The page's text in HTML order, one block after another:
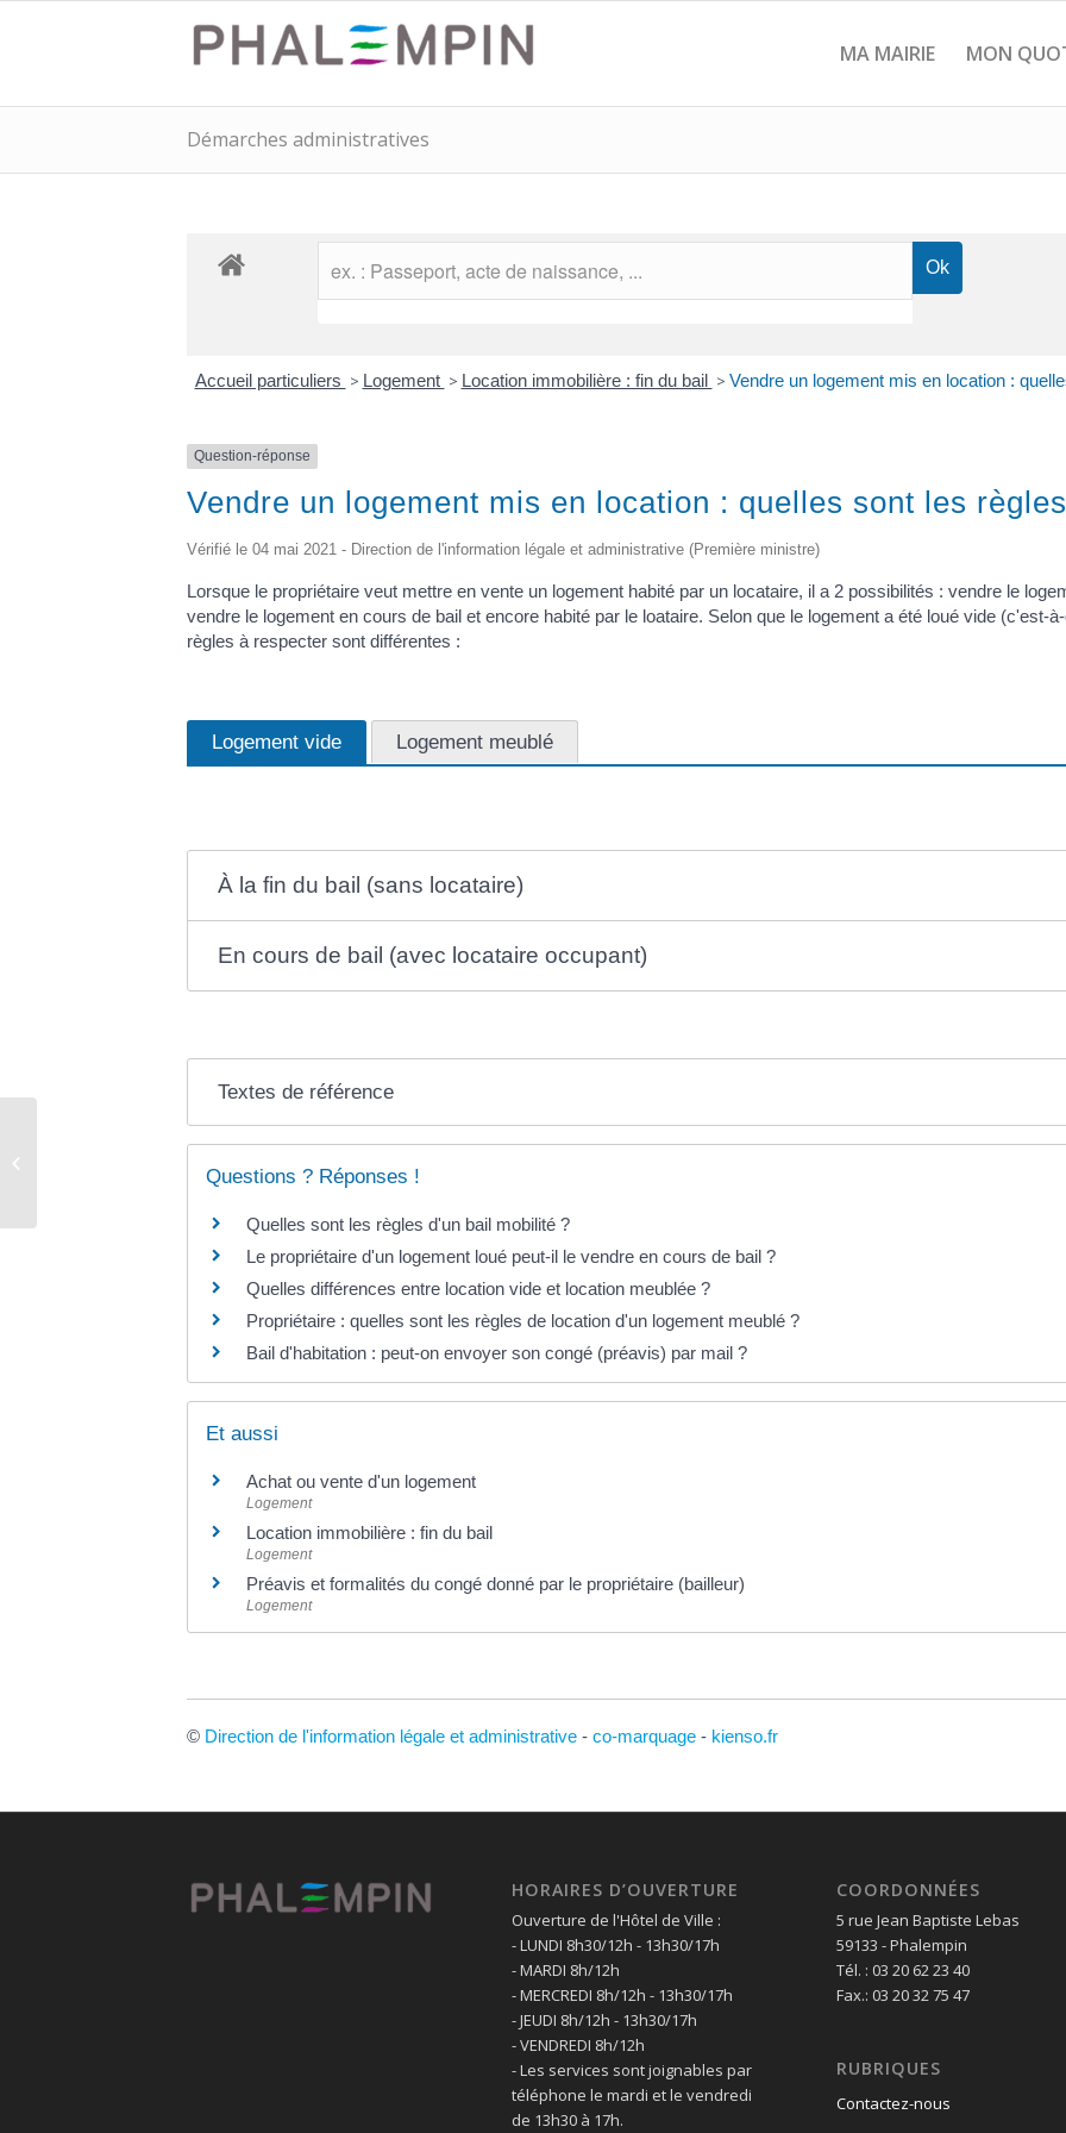
MA MAIRIE MON
Démarches administratives
Accueil particuliers > Logement > Location immobilière : fin du bail > Vendre un logement mis en location :
Question-réponse
Vendre un logement mis en location : quelles sont les
Vérifié le 04 mai 2021 - Direction de l'information légale et administrative (Première ministre)
Lorsque le propriétaire veut mettre en vente un logement habité par un locataire, il a 2 possibilités : vendre le
vendre le logement en cours de bail et encore habité par le loataire. Selon que le logement a été loué vide (c'est-
règles à respecter sont différentes :
Logement vide Logement meublé
À la fin du bail (sans locataire)
En cours de bail (avec locataire occupant)
Textes de référence
Questions ? Réponses !
Quelles sont les règles d'un bail mobilité ?
Le propriétaire d'un logement loué peut-il le vendre en cours de bail ?
Quelles différences entre location vide et location meublée ?
Propriétaire : quelles sont les règles de location d'un logement meublé ?
Bail d'habitation : peut-on envoyer son congé (préavis) par mail ?
Et aussi
Achat ou vente d'un logement
Logement
Location immobilière : fin du bail
Logement
Préavis et formalités du congé donné par le propriétaire (bailleur)
Logement
© Direction de l'information légale et administrative - co-marquage - kienso.fr
HORAIRES D’OUVERTURE
Ouverture de l'Hôtel de Ville :
- LUNDI 8h30/12h - 13h30/17h
- MARDI 8h/12h
- MERCREDI 8h/12h - 13h30/17h
- JEUDI 8h/12h - 13h30/17h
- VENDREDI 8h/12h
- Les services sont joignables par
téléphone le mardi et le vendredi
de 13h30 à 17h.
COORDONNÉES
5 rue Jean Baptiste Lebas
59133 - Phalempin
Tél. : 03 20 62 23 40
Fax.: 03 20 32 75 47
RUBRIQUES
Contactez-nous
Acte de naissance – mariage –